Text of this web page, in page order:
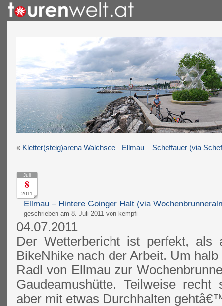
« Kletter(steig)arena Walchsee Ellmau – Scheffauer (via
Juli
8
2011
Ellmau – Hintere Goinger Halt (via
geschrieben am 8. Juli 2011 von kempfi
04.07.2011
Der Wetterbericht ist perfekt, als
BikeNhike nach der Arbeit. Um
Radl von Ellmau zur
Gaudeamushütte. Teilweise recht
aber mit etwas Durchhalten